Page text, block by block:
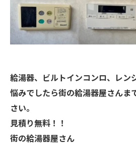
給湯器、ビルトインコンロ、レン
悩みでしたら街の給湯器屋さんま
さい。
見積り無料！！
街の給湯器屋さん